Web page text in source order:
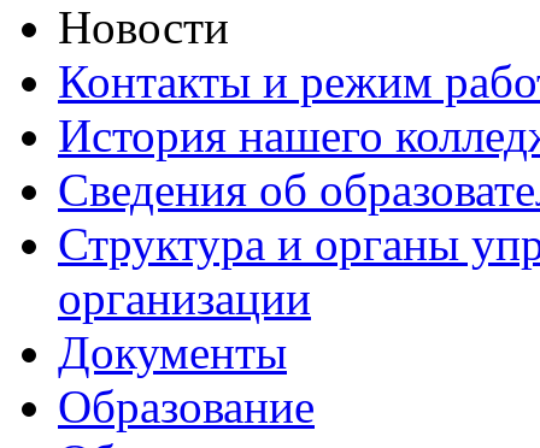
Новости
Контакты и режим
История нашего
Сведения об
Структура и органы
организации
Документы
Образование